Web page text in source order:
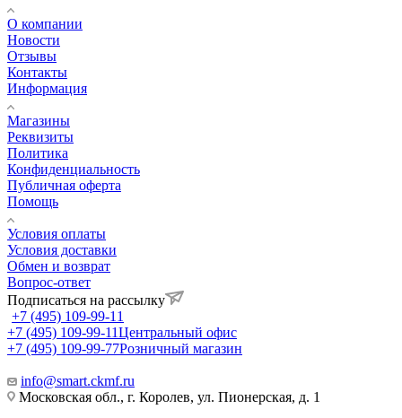
О компании
Новости
Отзывы
Контакты
Информация
Магазины
Реквизиты
Политика
Конфиденциальность
Публичная оферта
Помощь
Условия оплаты
Условия доставки
Обмен и возврат
Вопрос-ответ
Подписаться на рассылку
+7 (495) 109-99-11
+7 (495) 109-99-11Центральный офис
+7 (495) 109-99-77Розничный магазин
info@smart.ckmf.ru
Московская обл., г. Королев, ул. Пионерская, д. 1